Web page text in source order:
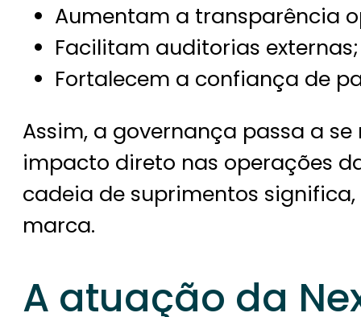
Aumentam a transparência
Facilitam auditorias externas;
Fortalecem a confiança de
Assim, a governança passa a
impacto direto nas operações
cadeia de suprimentos
marca.
A atuação da